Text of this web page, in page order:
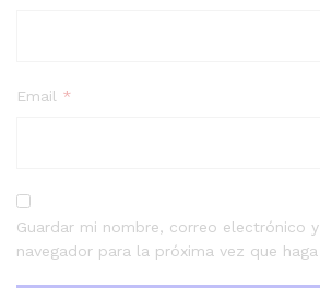
Email *
Guardar mi nombre, correo electrónico
navegador para la próxima vez que